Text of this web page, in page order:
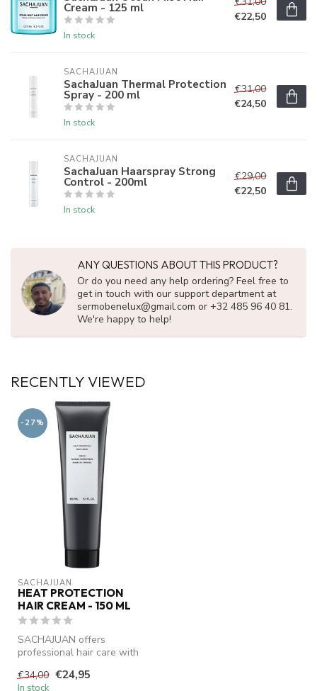
Cream - 125 ml
In stock
€22,50
SACHAJUAN
SachaJuan Thermal Protection
Spray - 200 ml
In stock
€31,00
€24,50
SACHAJUAN
SachaJuan Haarspray Strong
Control - 200ml
In stock
€29,00
€22,50
ANY QUESTIONS ABOUT THIS PRODUCT?
Or do you need any help ordering? Feel free to
get in touch with our support department at
sermobenelux@gmail.com or +32 485 96 40 81.
We're happy to help!
RECENTLY VIEWED
-27%
SACHAJUAN
HEAT PROTECTION
HAIR CREAM - 150 ML
SACHAJUAN offers
professional hair care with
Nourishes, s...
€34,00 €24,95
In stock